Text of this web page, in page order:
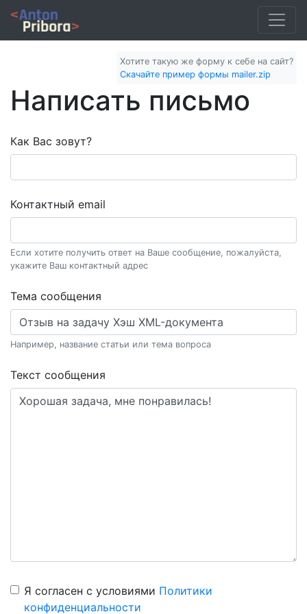
Хотите такую же форму к себе на сайт?
Скачайте пример формы mailer.zip
Написать письмо
Как Вас зовут?
Контактный email
Если хотите получить ответ на Ваше сообщение, пожалуйста,
укажите Ваш контактный адрес
Тема сообщения
Например, название статьи или тема вопроса
Текст сообщения
Я согласен с условиями Политики
конфиденциальности